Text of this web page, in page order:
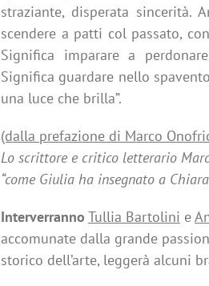
straziante, disperata
scendere a patti col passato,
Significa impararea
Significa guardare nello
una luce che brilla”.
(dalla prefazione di Marco
Lo scrittore e critico letterario
“come Giulia ha insegnato a
Interverranno Tullia Bartolini e
accomunate dalla grande
storico dell’arte, leggerà alcuni